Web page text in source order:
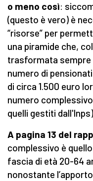
o meno così:
(questo è vero) è
“risorse” per
una piramide che,
trasformata sempre
numero di
di circa 1.500 euro
numero
quelli gestiti
A pagina 13 del
complessivo è
fascia di età 20-64
nonostante